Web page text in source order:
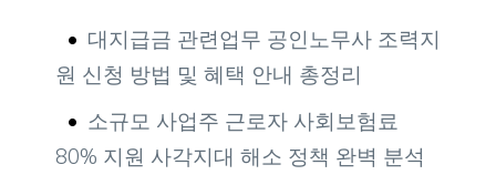
대지급금 관련업무 공인노무사 조력지
원 신청 방법 및 혜택 안내 총정리
소규모 사업주 근로자 사회보험료
80% 지원 사각지대 해소 정책 완벽 분석